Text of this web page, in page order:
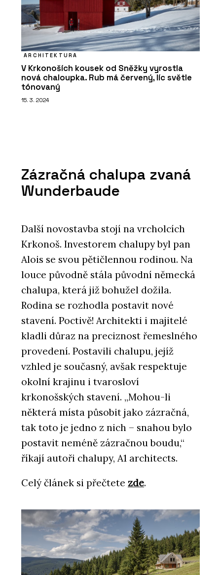
ARCHITEKTURA
V Krkonoších kousek od Sněžky vyrostla
nová chaloupka. Rub má červený, líc světle
tónovaný
15. 3. 2024
Zázračná chalupa zvaná
Wunderbaude
Další novostavba stojí na vrcholcích
Krkonoš. Investorem chalupy byl pan
Alois se svou pětičlennou rodinou. Na
louce původně stála původní německá
chalupa, která již bohužel dožila.
Rodina se rozhodla postavit nové
stavení. Poctivě! Architekti i majitelé
kladli důraz na preciznost řemeslného
provedení. Postavili chalupu, jejíž
vzhled je současný, avšak respektuje
okolní krajinu i tvarosloví
krkonošských stavení. „Mohou-li
některá místa působit jako zázračná,
tak toto je jedno z nich – snahou bylo
postavit neméně zázračnou boudu,“
říkají autoři chalupy, A1 architects.
Celý článek si přečtete zde.